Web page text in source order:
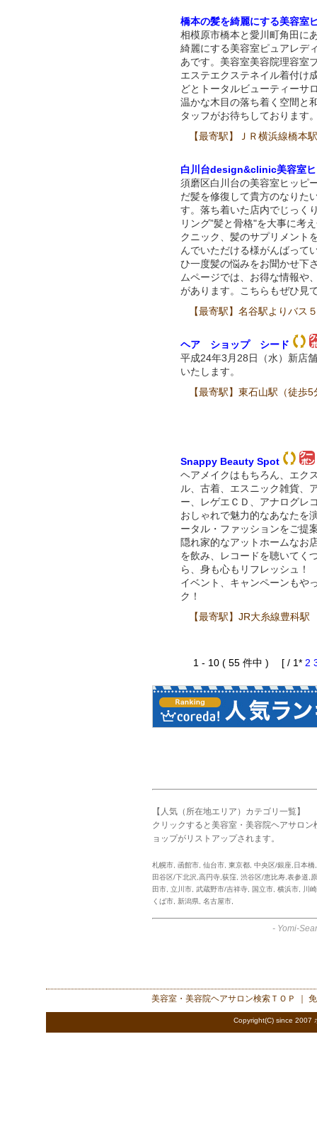
橋本の髪を綺麗にする美容室
相模原市橋本と愛川町角田に
綺麗にする美容室ピュアレデ
あです。美容室美容院理容室
エステエクステネイル着付け
どとトータルビューティーサ
温かな木目の落ち着く空間と
タッフがお待ちしております
【最寄駅】ＪＲ横浜線橋本駅
白川台design&clinic美容室
須磨区白川台の美容室ヒッピ
だ髪を修復して貴方のなりた
す。落ち着いた店内でじっく
リング”髪と骨格"を大事に考
クニック、髪のサプリメント
んでいただける様がんばって
ひ一度髪の悩みをお聞かせ下
ムページでは、お得な情報や
があります。こちらもぜひ見
【最寄駅】名谷駅よりバス
ヘア ショップ シード
平成24年3月28日（水）新店
いたします。
【最寄駅】東石山駅（徒歩5
Snappy Beauty Spot
ヘアメイクはもちろん、エク
ル、古着、エスニック雑貨、
ー、レゲエＣＤ、アナログレ
おしゃれで魅力的なあなたを
ータル・ファッションをご提
隠れ家的なアットホームなお
を飲み、レコードを聴いてく
ら、身も心もリフレッシュ
イベント、キャンペーンもや
ク！
【最寄駅】JR大糸線豊科
1 - 10 ( 55 件中 ) [ / 1* 2
【人気（所在地エリア）カテゴリ一覧】
クリックすると美容室・美容院ヘアサロ
ョップがリストアップされます。
札幌市 函館市 仙台市 東京都 中央区/銀座,日本橋
田谷区/下北沢,高円寺,荻窪 渋谷区/恵比寿,表参道,
田市
立川市 武蔵野市/吉祥寺 国立市 横浜市
川
くば市 新潟県 名古屋市
- Yomi-
美容室・美容院ヘアサロン検索 ＴＯＰ ｜
Copyright(C) since 2007